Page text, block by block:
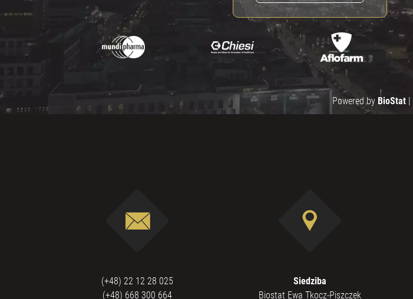
Powered by BioStat|
(+48) 22 12 28 025
(+48) 668 300 664
Siedziba
Biostat Ewa Tkocz-Piszczek